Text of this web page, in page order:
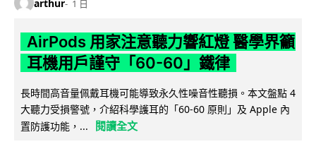
arthur 1 日
AirPods 用家注意聽力響紅燈 醫學界籲
耳機用戶謹守「60-60」鐵律
長時間高音量佩戴耳機可能導致永久性噪音性聽損。本文盤點 4
大聽力受損警號，介紹科學護耳的「60-60 原則」及 Apple 內
置防護功能，...
閱讀全文